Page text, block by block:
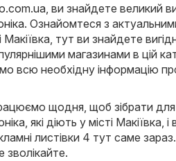
, ви знайдете великий
. Ознайомтеся з
Макіївка, тут ви знайдете
магазинами в цій
всю необхідну інформацію
щодня, щоб зібрати для
які діють у місті
листівки 4 тут саме зараз.